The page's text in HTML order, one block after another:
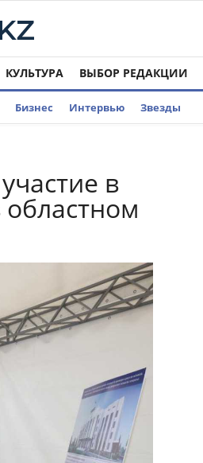
КУЛЬТУРА ВЫБОР РЕДАКЦИИ
Бизнес Интервью Звезды
в